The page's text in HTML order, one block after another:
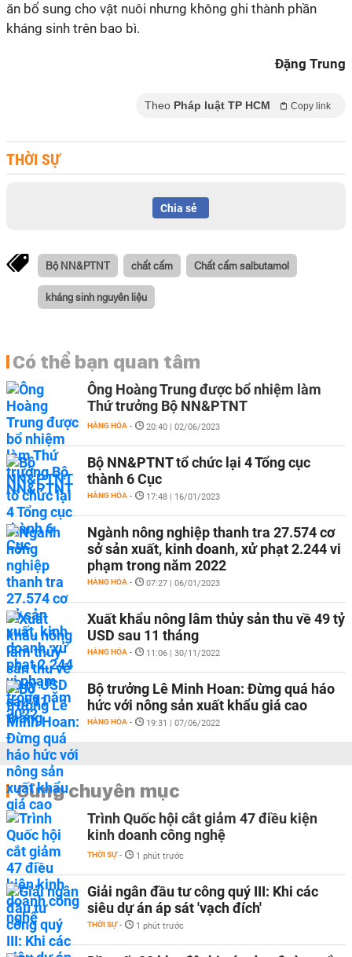
ăn bổ sung cho vật nuôi nhưng không ghi thành phần
kháng sinh trên bao bì.
Đặng Trung
Theo Pháp luật TP HCM Copy link
THỜI SỰ
Chia sẻ
Bộ NN&PTNT chất cấm Chất cấm salbutamol
kháng sinh nguyên liệu
Có thể bạn quan tâm
Ông Hoàng Trung được bổ nhiệm làm
Thứ trưởng Bộ NN&PTNT
HÀNG HÓA - 20:40 | 02/06/2023
Bộ NN&PTNT tổ chức lại 4 Tổng cục
thành 6 Cục
HÀNG HÓA - 17:48 | 16/01/2023
Ngành nông nghiệp thanh tra 27.574 cơ
sở sản xuất, kinh doanh, xử phạt 2.244 vi
phạm trong năm 2022
HÀNG HÓA - 07:27 | 06/01/2023
Xuất khẩu nông lâm thủy sản thu về 49 tỷ
USD sau 11 tháng
HÀNG HÓA - 11:06 | 30/11/2022
Bộ trưởng Lê Minh Hoan: Đừng quá háo
hức với nông sản xuất khẩu giá cao
HÀNG HÓA - 19:31 | 07/06/2022
Cùng chuyên mục
Trình Quốc hội cắt giảm 47 điều kiện
kinh doanh công nghệ
THỜI SỰ - 1 phút trước
Giải ngân đầu tư công quý III: Khi các
siêu dự án áp sát 'vạch đích'
THỜI SỰ - 1 phút trước